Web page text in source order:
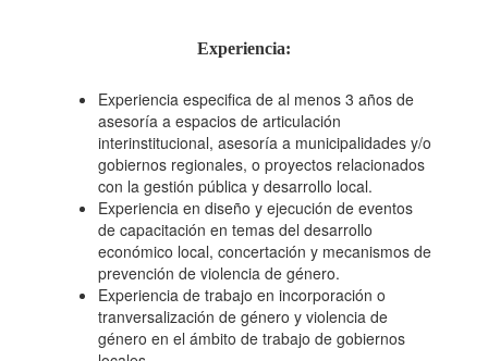
Experiencia:
Experiencia especifica de al menos 3 años de
asesoría a espacios de articulación
interinstitucional, asesoría a municipalidades y/o
gobiernos regionales, o proyectos relacionados
con la gestión pública y desarrollo local.
Experiencia en diseño y ejecución de eventos
de capacitación en temas del desarrollo
económico local, concertación y mecanismos de
prevención de violencia de género.
Experiencia de trabajo en incorporación o
tranversalización de género y violencia de
género en el ámbito de trabajo de gobiernos